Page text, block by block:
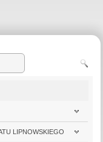
LIPNOWSKIEGO